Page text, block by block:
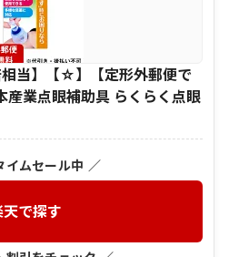
相当】【☆】【定形外郵便で
産業点眼補助具 らくらく点眼
イムセール中 ／
天で探す